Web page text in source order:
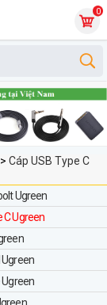
0
> Cáp USB Type C
Ugreen
C Ugreen
Ugreen
Ugreen